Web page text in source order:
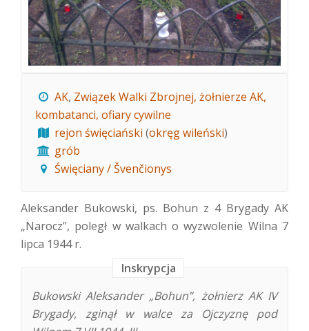
AK, Związek Walki Zbrojnej, żołnierze AK,
kombatanci, ofiary cywilne
rejon święciański (okręg wileński)
grób
Święciany / Švenčionys
Aleksander Bukowski, ps. Bohun z 4 Brygady AK
„Narocz”, poległ w walkach o wyzwolenie Wilna 7
lipca 1944 r.
Inskrypcja
Bukowski Aleksander „Bohun”, żołnierz AK IV
Brygady, zginął w walce za Ojczyznę pod